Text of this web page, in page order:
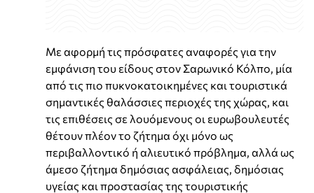
Με αφορμή τις πρόσφατες αναφορές για την
εμφάνιση του είδους στον Σαρωνικό Κόλπο, μία
από τις πιο πυκνοκατοικημένες και τουριστικά
σημαντικές θαλάσσιες περιοχές της χώρας, και
τις επιθέσεις σε λουόμενους οι ευρωβουλευτές
θέτουν πλέον το ζήτημα όχι μόνο ως
περιβαλλοντικό ή αλιευτικό πρόβλημα, αλλά ως
άμεσο ζήτημα δημόσιας ασφάλειας, δημόσιας
υγείας και προστασίας της τουριστικής